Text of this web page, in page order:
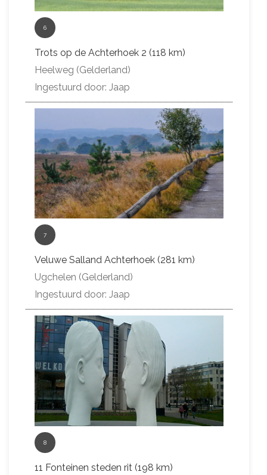
6
Trots op de Achterhoek 2 (118 km)
Heelweg (Gelderland)
Ingestuurd door: Jaap
7
Veluwe Salland Achterhoek (281 km)
Ugchelen (Gelderland)
Ingestuurd door: Jaap
8
11 Fonteinen steden rit (198 km)